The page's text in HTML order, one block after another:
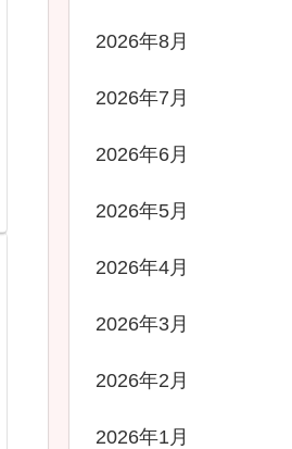
2026年8月
2026年7月
2026年6月
2026年5月
2026年4月
2026年3月
2026年2月
2026年1月